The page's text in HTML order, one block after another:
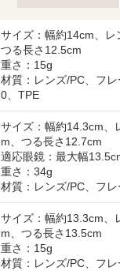
サイズ：幅約14cm、レ
つる長さ12.5cm
重さ：15g
材質：レンズ/PC、フ
0、TPE
サイズ：幅約14.3cm、
m、つる長さ12.7cm
適応眼鏡：最大幅
重さ：34g
材質：レンズ/PC、フ
サイズ：幅約13.3cm、
m、つる長さ13.5cm
重さ：15g
材質：レンズ/PC、フ